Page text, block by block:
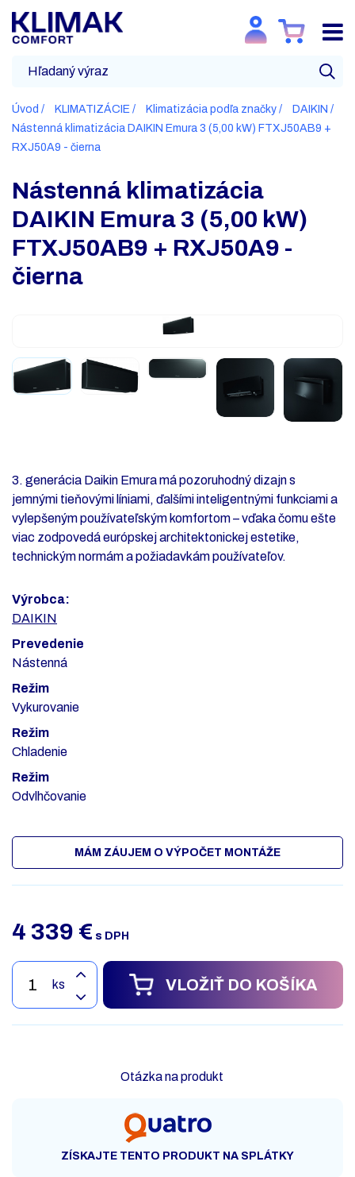
Úvod KLIMATIZÁCIE Klimatizácia podľa značky
DAIKIN
Nástenná klimatizácia DAIKIN Emura 3 (5,00 kW) FTXJ50AB9 +
RXJ50A9 - čierna
Nástenná klimatizácia
DAIKIN Emura 3 (5,00 kW)
FTXJ50AB9 + RXJ50A9 -
čierna
3. generácia Daikin Emura má pozoruhodný dizajn s
jemnými tieňovými líniami, ďalšími inteligentnými funkciami a
vylepšeným používateľským komfortom – vďaka čomu ešte
viac zodpovedá európskej architektonickej estetike,
technickým normám a požiadavkám používateľov.
Výrobca:
DAIKIN
Prevedenie
Nástenná
Režim
Vykurovanie
Režim
Chladenie
Režim
Odvlhčovanie
MÁM ZÁUJEM O VÝPOČET MONTÁŽE
4 339 € s DPH
ks VLOŽIŤ DO KOŠÍKA
Otázka na produkt
ZÍSKAJTE TENTO PRODUKT NA SPLÁTKY